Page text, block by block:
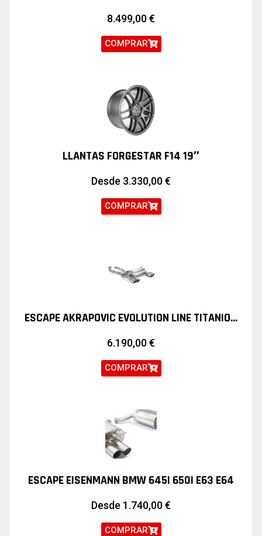
8.499,00€
COMPRAR
LLANTAS FORGESTAR F14 19″
Desde 3.330,00€
COMPRAR
ESCAPE AKRAPOVIC EVOLUTION LINE TITANIO BMW M3 F80 M4 F82 F83
6.190,00€
COMPRAR
ESCAPE EISENMANN BMW 645I 650I E63 E64
Desde 1.740,00€
COMPRAR